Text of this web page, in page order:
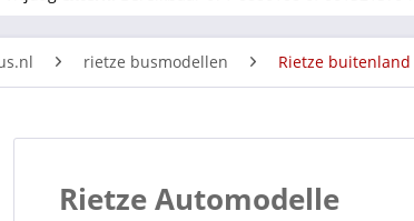
rietze busmodellen Rietze buitenland
Rietze Automodelle